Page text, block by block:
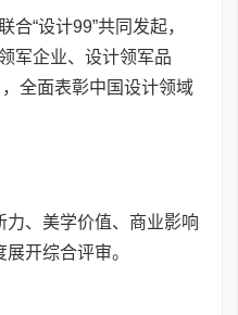
“设计99”共同发起，
军企业、设计领军品
全面表彰中国设计领域
力、美学价值、商业影响
开综合评审。